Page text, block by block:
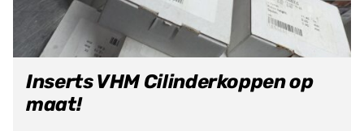
Inserts VHM Cilinderkoppen op
maat!